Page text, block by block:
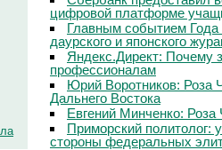
цифровой платформе
Главным событием
даурского и японского
Яндекс.Директ: Почему
профессионалам
Юрий Воротников: Роза
Дальнего Востока
Евгений Минченко: Роза
Приморский политолог:
стороны федеральных